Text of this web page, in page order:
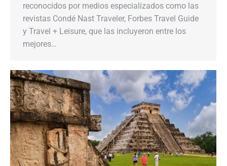
reconocidos por medios especializados como las
revistas Condé Nast Traveler, Forbes Travel Guide
y Travel + Leisure, que las incluyeron entre los
mejores…